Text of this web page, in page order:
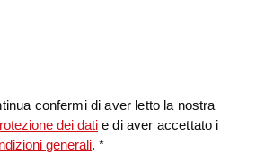
confermi di aver letto la nostra
dei dati e di aver accettato i
generali. *